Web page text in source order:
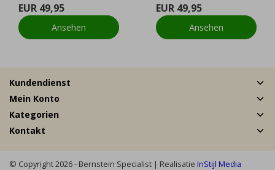
EUR 49,95
Ansehen
EUR 49,95
Ansehen
Kundendienst
Mein Konto
Kategorien
Kontakt
© Copyright 2026 - Bernstein Specialist | Realisatie InStijl Media